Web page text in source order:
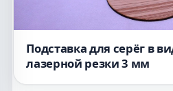
Подставка для серёг в
лазерной резки 3 мм